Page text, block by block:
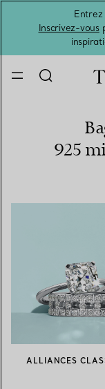
Entrez
Inscrivez-vous
925
ALLIANCES